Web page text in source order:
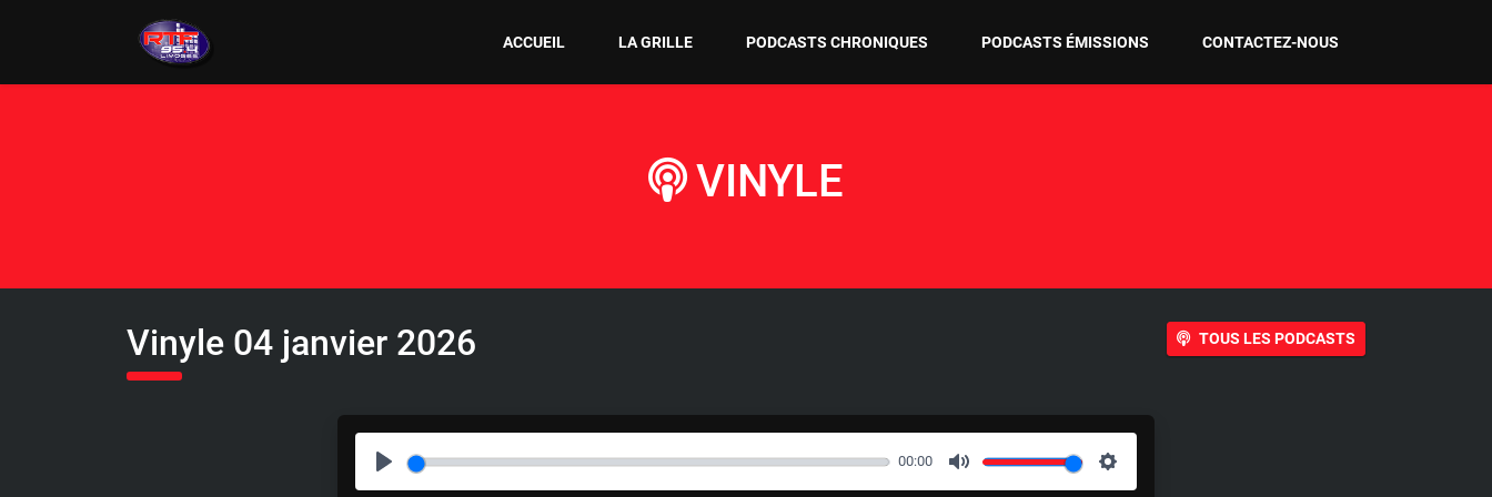
ACCUEIL LA GRILLE PODCASTS CHRONIQUES PODCASTS ÉMISSIONS CONTACTEZ-NOUS
VINYLE
Vinyle 04 janvier 2026 TOUS LES PODCASTS
P
00:00
M
S